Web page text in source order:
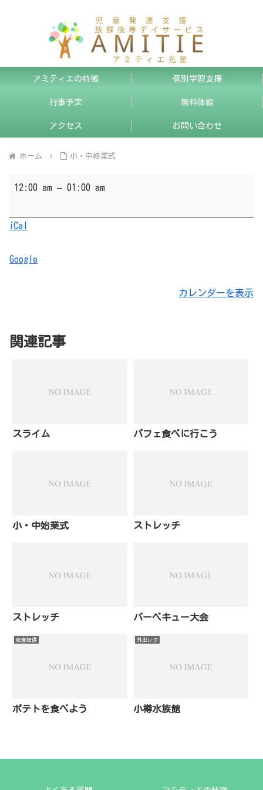
アミティエの特徴 個別学習支援
行事予定 無料体験
アクセス お問い合わせ
ホーム 小・中終業式
小・
終
業
12:00 am – 01:00 am
iCal
Google
カレンダーを表示
関連記事
スライム パフェ食べに行こう
小・中始業式 ストレッチ
ストレッチ バーベキュー大会
軽食提供
ポテトを食べよう
外出レク
小樽水族館